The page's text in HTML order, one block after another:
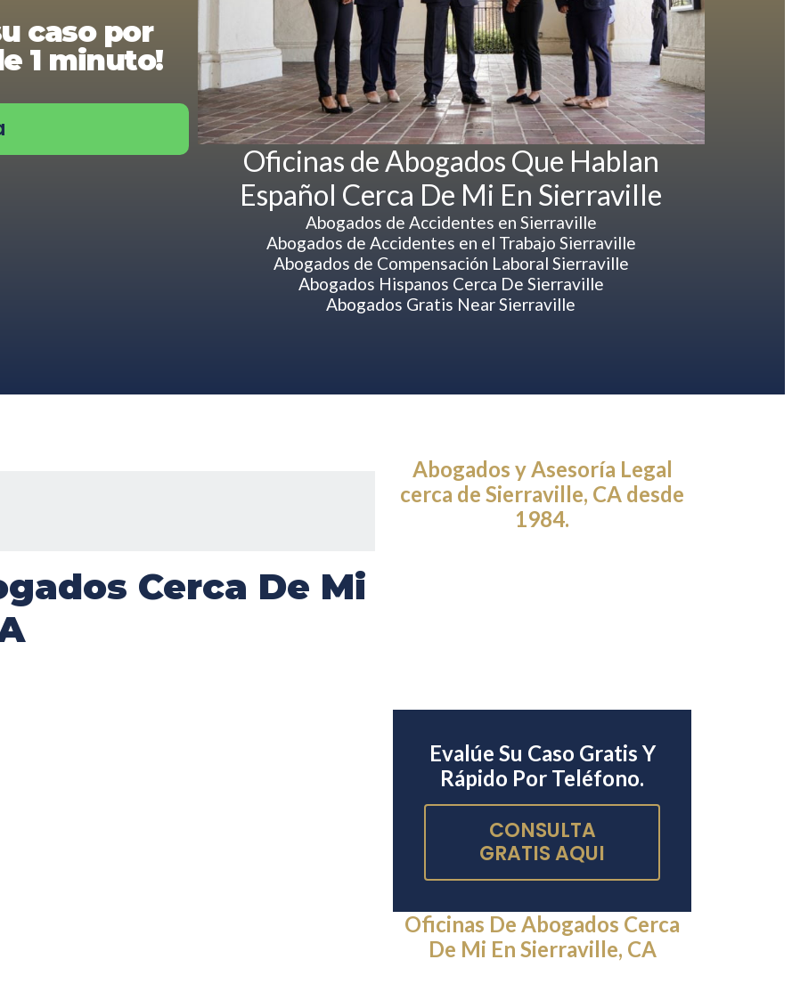
caso por
1 minuto!
Oficinas de Abogados Que Hablan
Español Cerca De Mi En Sierraville
Abogados de Accidentes en Sierraville
Abogados de Accidentes en el Trabajo Sierraville
Abogados de Compensación Laboral Sierraville
Abogados Hispanos Cerca De Sierraville
Abogados Gratis Near Sierraville
Cerca De Mi
Abogados y Asesoría Legal
cerca de Sierraville, CA desde
1984.
Evalúe Su Caso Gratis Y
Rápido Por Teléfono.
CONSULTA
GRATIS AQUI
Oficinas De Abogados Cerca
De Mi En Sierraville, CA